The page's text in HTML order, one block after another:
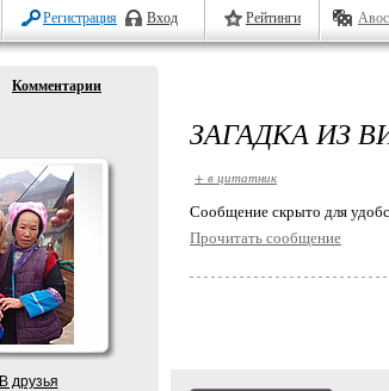
Регистрация Вход Рейтинги
Комментарии
В друзья
ЗАГАДКА ИЗ
+ в цитатник
Cообщение скрыто для
Прочитать сообщение